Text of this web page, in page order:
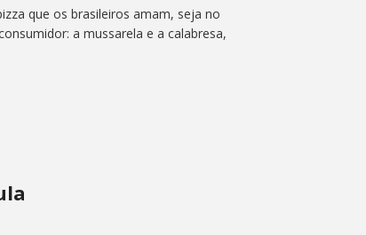
que os brasileiros amam, seja no
a mussarela e a calabresa,